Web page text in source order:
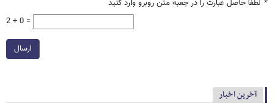
* لطفا حاصل عبارت را در جعبه متن روبرو وارد کنید
2 + 0 =
ارسال
آخرین اخبار